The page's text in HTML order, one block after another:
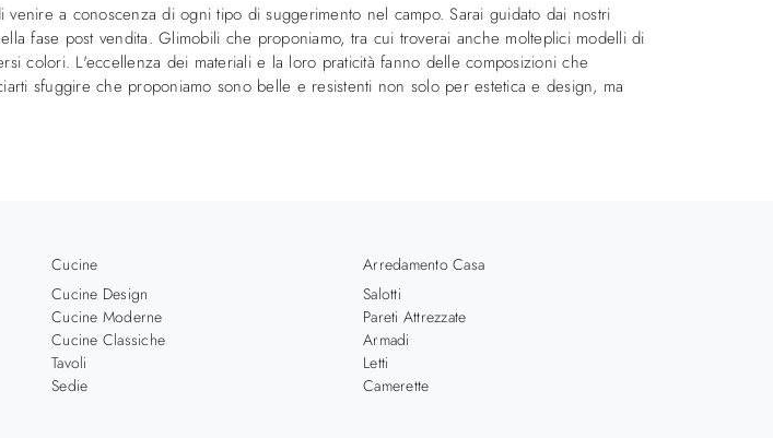
venire a conoscenza di ogni tipo di suggerimento nel campo. Sarai guidato dai nostri
fase post vendita. Glimobili che proponiamo, tra cui troverai anche molteplici modelli di
colori. L'eccellenza dei materiali e la loro praticità fanno delle composizioni che
sfuggire che proponiamo sono belle e resistenti non solo per estetica e design, ma
Cucine
Cucine Design
Cucine Moderne
Cucine Classiche
Tavoli
Sedie
Arredamento Casa
Salotti
Pareti Attrezzate
Armadi
Letti
Camerette